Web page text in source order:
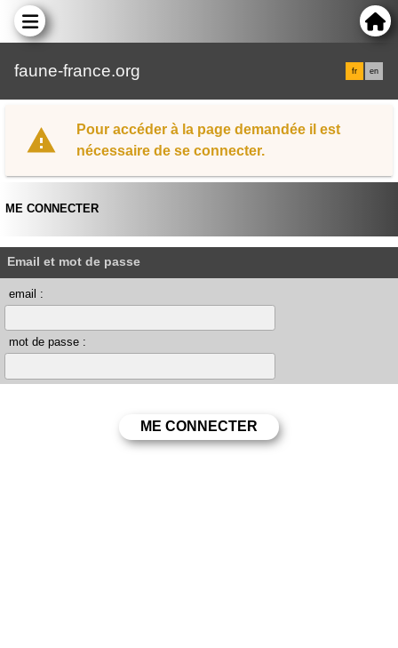
faune-france.org fr en
Pour accéder à la page demandée il est
nécessaire de se connecter.
ME CONNECTER
Email et mot de passe
email :
mot de passe :